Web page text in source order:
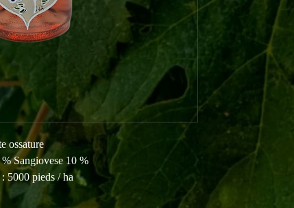
ossature
Sangiovese 10 %
pieds / ha